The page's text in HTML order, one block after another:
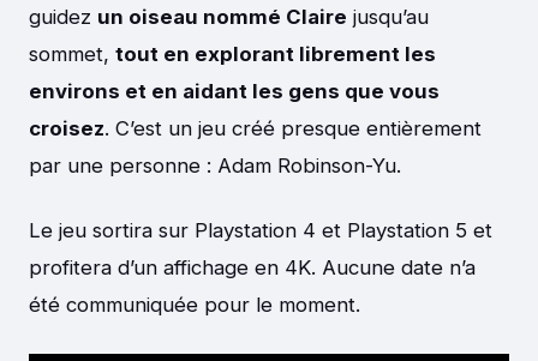
guidez un oiseau nommé Claire jusqu’au
sommet, tout en explorant librement les
environs et en aidant les gens que vous
croisez. C’est un jeu créé presque entièrement
par une personne : Adam Robinson-Yu.
Le jeu sortira sur Playstation 4 et Playstation 5 et
profitera d’un affichage en 4K. Aucune date n’a
été communiquée pour le moment.